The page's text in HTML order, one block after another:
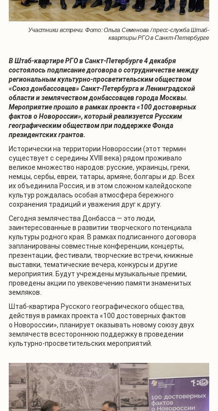
Участники встречи. Фото: Ольга Семенова / пресс-служба Штаб-
квартиры РГО в Санкт-Петербурге
В Штаб-квартире РГО в Санкт-Петербурге 4 декабря
состоялось подписание договора о сотрудничестве между
региональным культурно-просветительским обществом
«Союз донбассовцев» Санкт-Петербурга и Ленинградской
области и землячеством донбассовцев города Москвы.
Мероприятие прошло в рамках проекта «100 достоверных
фактов о Новороссии», который реализуется Русским
географическим обществом при поддержке Фонда
президентских грантов.
Исторически на территории Новороссии (этот термин
существует с середины XVIII века) рядом проживало
великое множество народов: русские, украинцы, греки,
немцы, сербы, евреи, татары, армяне, болгары и др. Всех
их объединила Россия, и в этом сложном калейдоскопе
культур рождалась особая атмосфера бережного
сохранения традиций и уважения друг к другу.
Сегодня землячества Донбасса — это люди,
заинтересованные в развитии творческого потенциала
культуры родного края. В рамках подписанного договора
запланированы совместные конференции, концерты,
презентации, фестивали, творческие встречи, книжные
выставки, тематические вечера, конкурсы и другие
мероприятия. Будут учреждены музыкальные премии,
проведены акции по увековечению памяти знаменитых
земляков.
Штаб-квартира Русского географического общества,
действуя в рамках проекта «100 достоверных фактов
о Новороссии», планирует оказывать новому союзу двух
землячеств всестороннюю поддержку в проведении
культурно-просветительских мероприятий.